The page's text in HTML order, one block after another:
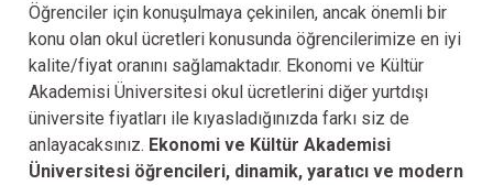
Öğrenciler için konuşulmaya çekinilen, ancak önemli bir
konu olan okul ücretleri konusunda öğrencilerimize en iyi
kalite/fiyat oranını sağlamaktadır. Ekonomi ve Kültür
Akademisi Üniversitesi okul ücretlerini diğer yurtdışı
üniversite fiyatları ile kıyasladığınızda farkı siz de
anlayacaksınız. Ekonomi ve Kültür Akademisi
Üniversitesi öğrencileri, dinamik, yaratıcı ve modern